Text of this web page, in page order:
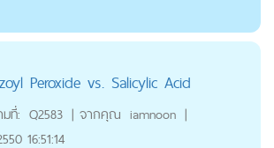
Peroxide vs. Salicylic Acid
ที่: Q2583 | จากคุณ iamnoon |
16:51:14